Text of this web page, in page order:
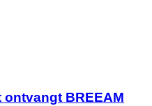
BREEAM